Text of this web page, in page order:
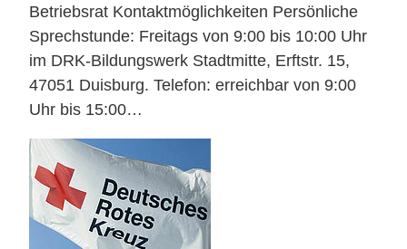
Betriebsrat Kontaktmöglichkeiten Persönliche
Sprechstunde: Freitags von 9:00 bis 10:00 Uhr
im DRK-Bildungswerk Stadtmitte, Erftstr. 15,
47051 Duisburg. Telefon: erreichbar von 9:00
Uhr bis 15:00…